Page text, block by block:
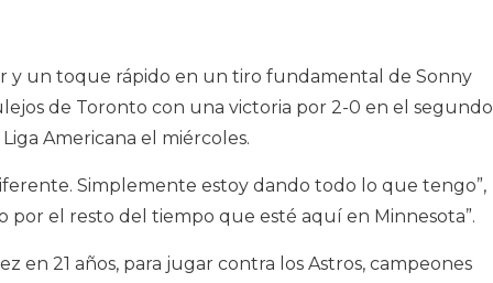
y un toque rápido en un tiro fundamental de Sonny
de Toronto con una victoria por 2-0 en el segundo
Americana el miércoles.
Simplemente estoy dando todo lo que tengo”,
por el resto del tiempo que esté aquí en Minnesota”.
en 21 años, para jugar contra los Astros, campeones